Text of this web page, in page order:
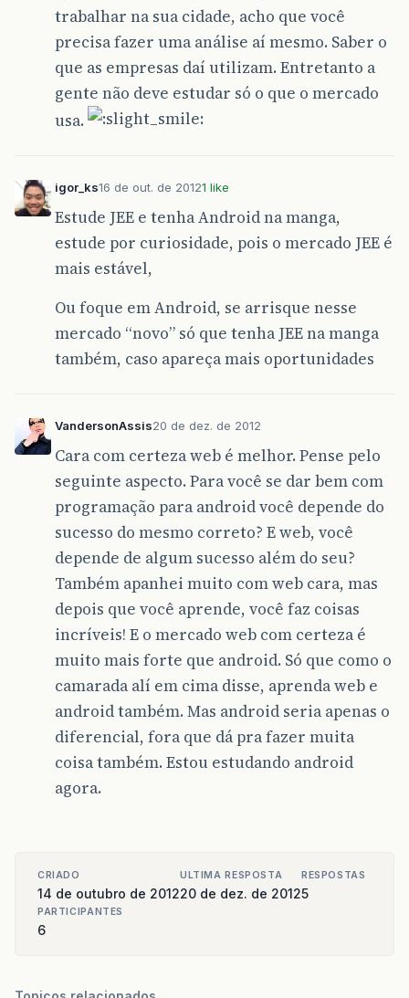
trabalhar na sua cidade, acho que você
precisa fazer uma análise aí mesmo. Saber o
que as empresas daí utilizam. Entretanto a
gente não deve estudar só o que o mercado
usa.
igor_ks16 de out. de 20121 like
Estude JEE e tenha Android na manga,
estude por curiosidade, pois o mercado JEE é
mais estável,
Ou foque em Android, se arrisque nesse
mercado “novo” só que tenha JEE na manga
também, caso apareça mais oportunidades
VandersonAssis20 de dez. de 2012
Cara com certeza web é melhor. Pense pelo
seguinte aspecto. Para você se dar bem com
programação para android você depende do
sucesso do mesmo correto? E web, você
depende de algum sucesso além do seu?
Também apanhei muito com web cara, mas
depois que você aprende, você faz coisas
incríveis! E o mercado web com certeza é
muito mais forte que android. Só que como o
camarada alí em cima disse, aprenda web e
android também. Mas android seria apenas o
diferencial, fora que dá pra fazer muita
coisa também. Estou estudando android
agora.
CRIADO
14 de outubro de 2012
ULTIMA RESPOSTA
20 de dez. de 2012
RESPOSTAS
5
PARTICIPANTES
6